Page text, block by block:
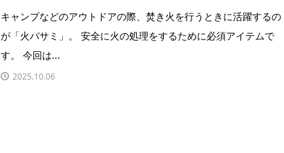
キャンプなどのアウトドアの際、焚き火を行うときに活躍するの
が「火バサミ」。 安全に火の処理をするために必須アイテムで
す。 今回は...
2025.10.06